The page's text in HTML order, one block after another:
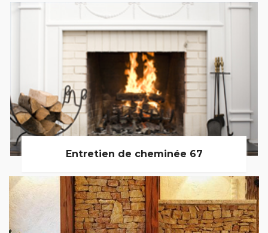
Entretien de cheminée 67